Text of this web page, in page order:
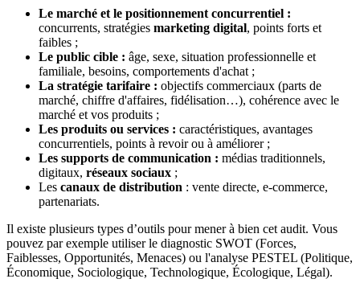
Le marché et le positionnement concurrentiel :
concurrents, stratégies marketing digital, points forts et
faibles ;
Le public cible : âge, sexe, situation professionnelle et
familiale, besoins, comportements d'achat ;
La stratégie tarifaire : objectifs commerciaux (parts de
marché, chiffre d'affaires, fidélisation…), cohérence avec le
marché et vos produits ;
Les produits ou services : caractéristiques, avantages
concurrentiels, points à revoir ou à améliorer ;
Les supports de communication : médias traditionnels,
digitaux, réseaux sociaux ;
Les canaux de distribution : vente directe, e-commerce,
partenariats.
Il existe plusieurs types d’outils pour mener à bien cet audit. Vous
pouvez par exemple utiliser le diagnostic SWOT (Forces,
Faiblesses, Opportunités, Menaces) ou l'analyse PESTEL (Politique,
Économique, Sociologique, Technologique, Écologique, Légal).